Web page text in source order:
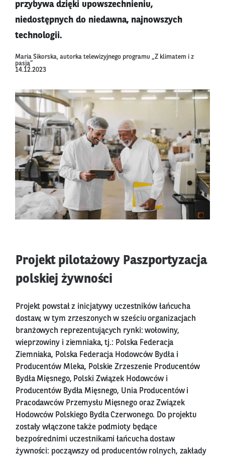
przybywa dzięki upowszechnieniu,
niedostępnych do niedawna, najnowszych
technologii.
Maria Sikorska, autorka telewizyjnego programu „Z klimatem i z
pasją”
14.12.2023
Projekt pilotażowy Paszportyzacja
polskiej żywności
Projekt powstał z inicjatywy uczestników łańcucha
dostaw, w tym zrzeszonych w sześciu organizacjach
branżowych reprezentujących rynki: wołowiny,
wieprzowiny i ziemniaka, tj.: Polska Federacja
Ziemniaka, Polska Federacja Hodowców Bydła i
Producentów Mleka, Polskie Zrzeszenie Producentów
Bydła Mięsnego, Polski Związek Hodowców i
Producentów Bydła Mięsnego, Unia Producentów i
Pracodawców Przemysłu Mięsnego oraz Związek
Hodowców Polskiego Bydła Czerwonego. Do projektu
zostały włączone także podmioty będące
bezpośrednimi uczestnikami łańcucha dostaw
żywności: począwszy od producentów rolnych, zakłady